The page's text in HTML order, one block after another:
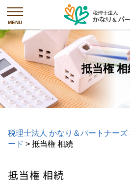
抵当権 相
税理士法人 かなり＆パートナーズ
ード > 抵当権 相続
抵当権 相続